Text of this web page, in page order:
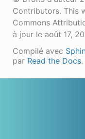
Contributors. This
Commons
à jour le août 17,
Compilé avec
par Read the Docs.